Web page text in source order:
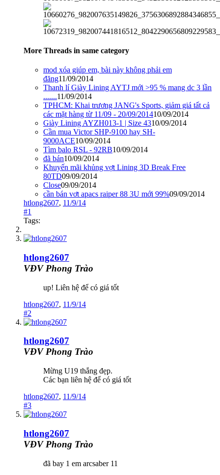
More Threads in same category
mod xóa giúp em, bài này không phải em
đăng11/09/2014
Thanh lí Giày Lining AYTJ mới >95 % mang dc 3 lần
.......11/09/2014
TPHCM: Khai trương JANG's Sports, giảm giá tất cả
các mặt hàng từ 11/09 - 20/09/201410/09/2014
Giày Lining AYZH013-1 | Size 4310/09/2014
Cần mua Victor SHP-9100 hay SH-
9000ACE10/09/2014
Tìm balo RSL - 92RB10/09/2014
đã bán10/09/2014
Khuyến mãi khủng vợt Lining 3D Break Free
80TD09/09/2014
Close09/09/2014
cần bán vơt apacs raiper 88 3U mới 99%09/09/2014
htlong2607, 11/9/14
#1
Tags:
htlong2607
VĐV Phong Trào
up! Liên hệ để có giá tốt
htlong2607, 11/9/14
#2
htlong2607
VĐV Phong Trào
Mừng U19 thắng đẹp.
Các bạn liên hệ để có giá tốt
htlong2607, 11/9/14
#3
htlong2607
VĐV Phong Trào
đã bay 1 em arcsaber 11